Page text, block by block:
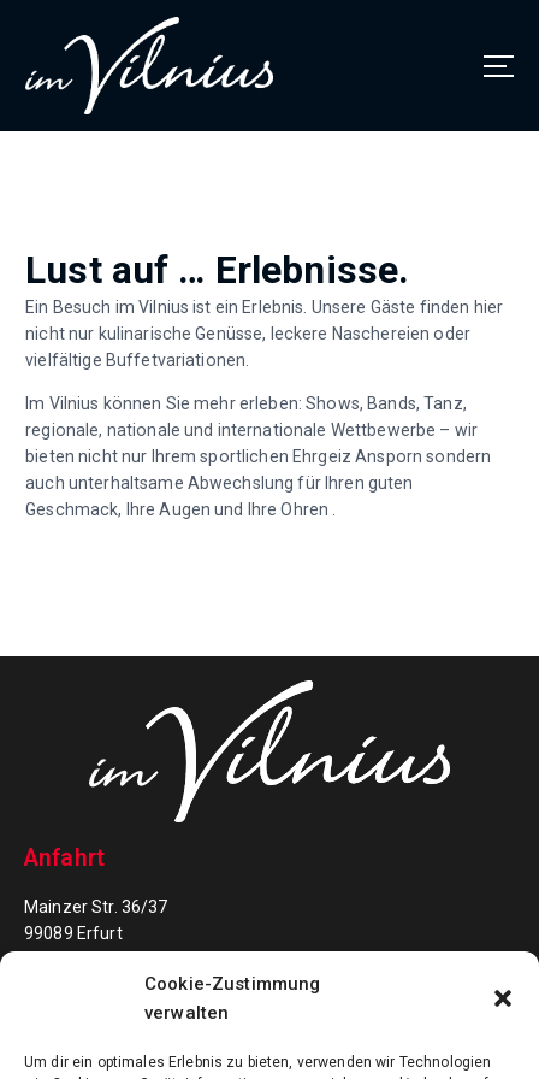
Cookie-Zustimmung
verwalten
Um dir ein optimales Erlebnis zu bieten, verwenden wir Technologien
Thüringens größtes Bowlingcenter
Lust auf … Erlebnisse.
Ein Besuch im Vilnius ist ein Erlebnis. Unsere Gäste finden hier
nicht nur kulinarische Genüsse, leckere Naschereien oder
vielfältige Buffetvariationen.
Im Vilnius können Sie mehr erleben: Shows, Bands, Tanz,
regionale, nationale und internationale Wettbewerbe – wir
bieten nicht nur Ihrem sportlichen Ehrgeiz Ansporn sondern
auch unterhaltsame Abwechslung für Ihren guten
Geschmack, Ihre Augen und Ihre Ohren .
Anfahrt
Mainzer Str. 36/37
99089 Erfurt
info@bowlingimvilnius.de